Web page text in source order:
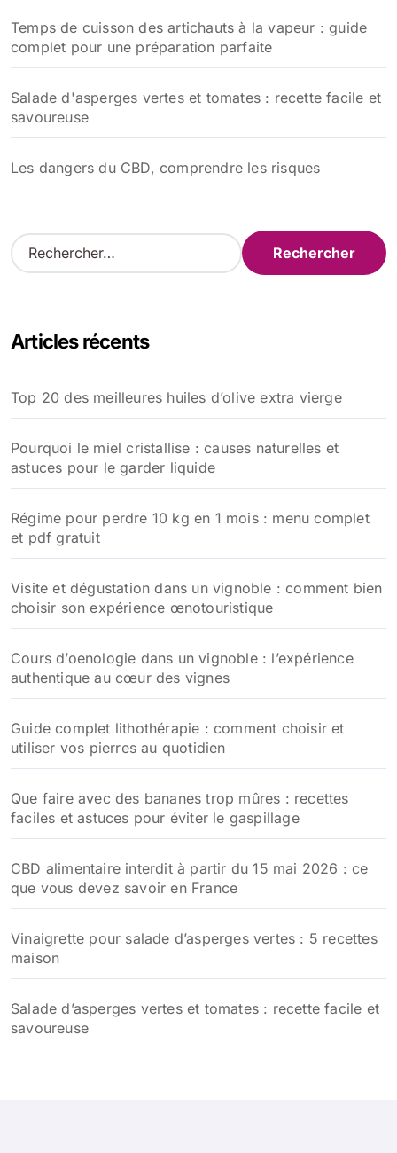
Temps de cuisson des artichauts à la vapeur : guide
complet pour une préparation parfaite
Salade d'asperges vertes et tomates : recette facile et
savoureuse
Les dangers du CBD, comprendre les risques
R
e
r
e
r
:
Articles récents
Top 20 des meilleures huiles d’olive extra vierge
Pourquoi le miel cristallise : causes naturelles et
astuces pour le garder liquide
Régime pour perdre 10 kg en 1 mois : menu complet
et pdf gratuit
Visite et dégustation dans un vignoble : comment bien
choisir son expérience œnotouristique
Cours d’oenologie dans un vignoble : l’expérience
authentique au cœur des vignes
Guide complet lithothérapie : comment choisir et
utiliser vos pierres au quotidien
Que faire avec des bananes trop mûres : recettes
faciles et astuces pour éviter le gaspillage
CBD alimentaire interdit à partir du 15 mai 2026 : ce
que vous devez savoir en France
Vinaigrette pour salade d’asperges vertes : 5 recettes
maison
Salade d’asperges vertes et tomates : recette facile et
savoureuse